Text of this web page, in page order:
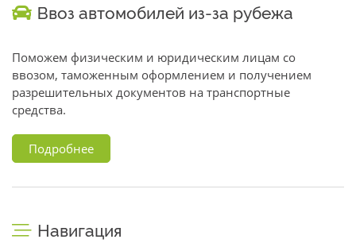
Ввоз автомобилей из-за рубежа
Поможем физическим и юридическим лицам со
ввозом, таможенным оформлением и получением
разрешительных документов на транспортные
средства.
Подробнее
Навигация